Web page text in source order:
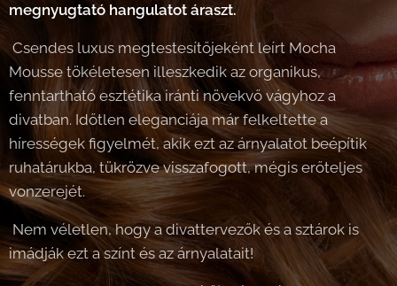
megnyugtató hangulatot áraszt.
Csendes luxus megtestesítőjeként leírt Mocha
Mousse tökéletesen illeszkedik az organikus,
fenntartható esztétika iránti növekvő vágyhoz a
divatban. Időtlen eleganciája már felkeltette a
hírességek figyelmét, akik ezt az árnyalatot beépítik
ruhatárukba, tükrözve visszafogott, mégis erőteljes
vonzerejét.
Nem véletlen, hogy a divattervezők és a sztárok is
imádják ezt a színt és az árnyalatait!